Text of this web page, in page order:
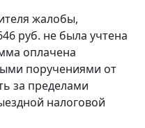
жалобы,
руб. не была учтена
оплачена
поручениями от
за пределами
налоговой